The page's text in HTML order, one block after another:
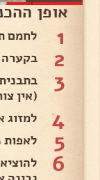
אופן
1 לחמם תנור
2 בקערה
3
(אין
4 למזוג
5 לאפות 15 דק'..
6